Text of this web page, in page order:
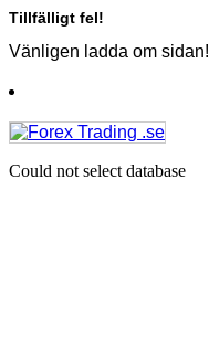
Tillfälligt fel!
Vänligen ladda om sidan!
Could not select database